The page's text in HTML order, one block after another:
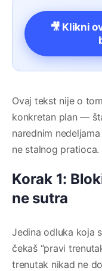
🎥 Klikni
Ovaj tekst nije o
konkretan plan —
narednim
ne stalnog pratioca.
Korak 1:
ne sutra
Jedina odluka koja
čekaš “pravi
trenutak nikad ne